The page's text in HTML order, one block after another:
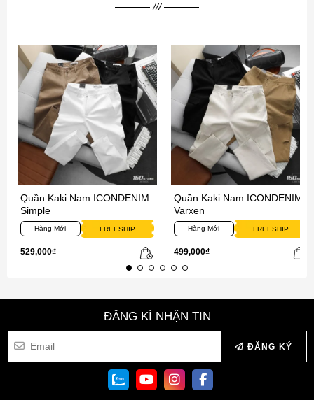
Quần Kaki Nam ICONDENIM
Simple
Hàng Mới FREESHIP
529,000₫
Quần Kaki Nam ICONDENIM
Varxen
Hàng Mới FREESHIP
499,000₫
ĐĂNG KÍ NHẬN TIN
ĐĂNG KÝ